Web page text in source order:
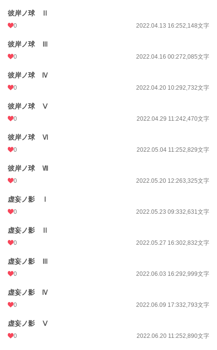
彼岸ノ球 Ⅱ
0 2022.04.13 16:252,148文字
彼岸ノ球 Ⅲ
0 2022.04.16 00:272,085文字
彼岸ノ球 Ⅳ
0 2022.04.20 10:292,732文字
彼岸ノ球 Ⅴ
0 2022.04.29 11:242,470文字
彼岸ノ球 Ⅵ
0 2022.05.04 11:252,829文字
彼岸ノ球 Ⅶ
0 2022.05.20 12:263,325文字
虚妄ノ影 Ⅰ
0 2022.05.23 09:332,631文字
虚妄ノ影 Ⅱ
0 2022.05.27 16:302,832文字
虚妄ノ影 Ⅲ
0 2022.06.03 16:292,999文字
虚妄ノ影 Ⅳ
0 2022.06.09 17:332,793文字
虚妄ノ影 Ⅴ
0 2022.06.20 11:252,890文字